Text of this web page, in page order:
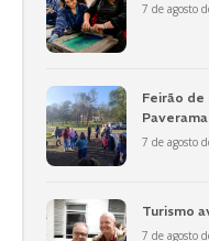
7 de agosto
Feirão
Paverama
7 de agosto
Turismo
7 de agosto